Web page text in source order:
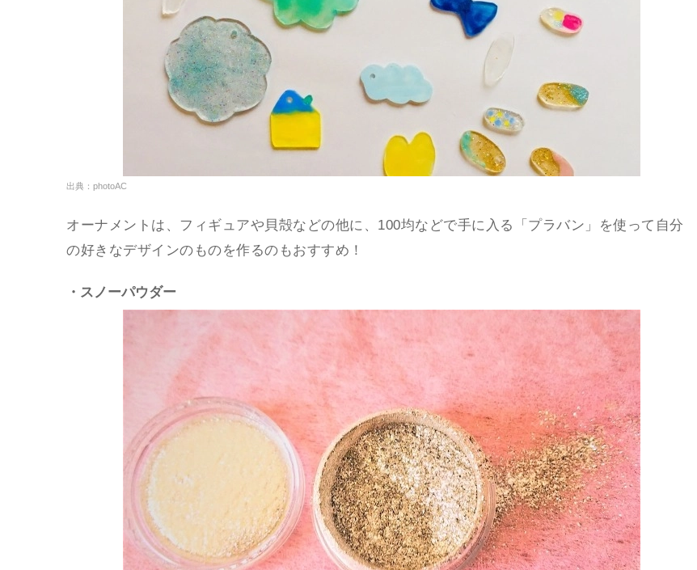
出典：photoAC
オーナメントは、フィギュアや貝殻などの他に、100均などで手に入る「プラバン」を使って自分
の好きなデザインのものを作るのもおすすめ！
・スノーパウダー